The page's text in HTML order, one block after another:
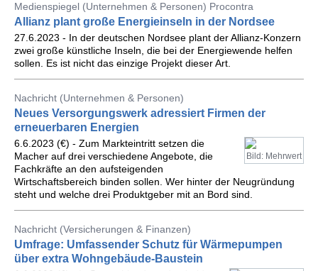
Medienspiegel (Unternehmen & Personen) Procontra
Allianz plant große Energieinseln in der Nordsee
27.6.2023 - In der deutschen Nordsee plant der Allianz-Konzern
zwei große künstliche Inseln, die bei der Energiewende helfen
sollen. Es ist nicht das einzige Projekt dieser Art.
Nachricht (Unternehmen & Personen)
Neues Versorgungswerk adressiert Firmen der
erneuerbaren Energien
Bild: Mehrwert
6.6.2023 (€) - Zum Markteintritt setzen die
Macher auf drei verschiedene Angebote, die
Fachkräfte an den aufsteigenden
Wirtschaftsbereich binden sollen. Wer hinter der Neugründung
steht und welche drei Produktgeber mit an Bord sind.
Nachricht (Versicherungen & Finanzen)
Umfrage: Umfassender Schutz für Wärmepumpen
über extra Wohngebäude-Baustein